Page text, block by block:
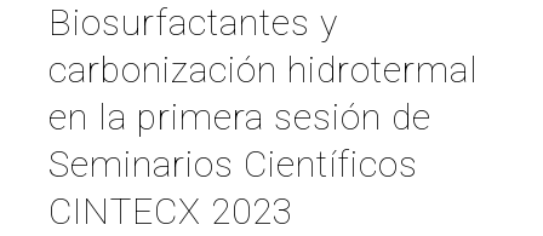
Transferencia
Servicios
Ciencia y sociedad
Comunicación
Igualdad
Biosurfactantes y
carbonización hidrotermal
en la primera sesión de
Seminarios Científicos
CINTECX 2023